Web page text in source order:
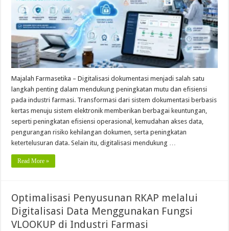
Majalah Farmasetika – Digitalisasi dokumentasi menjadi salah satu
langkah penting dalam mendukung peningkatan mutu dan efisiensi
pada industri farmasi. Transformasi dari sistem dokumentasi berbasis
kertas menuju sistem elektronik memberikan berbagai keuntungan,
seperti peningkatan efisiensi operasional, kemudahan akses data,
pengurangan risiko kehilangan dokumen, serta peningkatan
ketertelusuran data. Selain itu, digitalisasi mendukung …
Read More »
Optimalisasi Penyusunan RKAP melalui
Digitalisasi Data Menggunakan Fungsi
VLOOKUP di Industri Farmasi